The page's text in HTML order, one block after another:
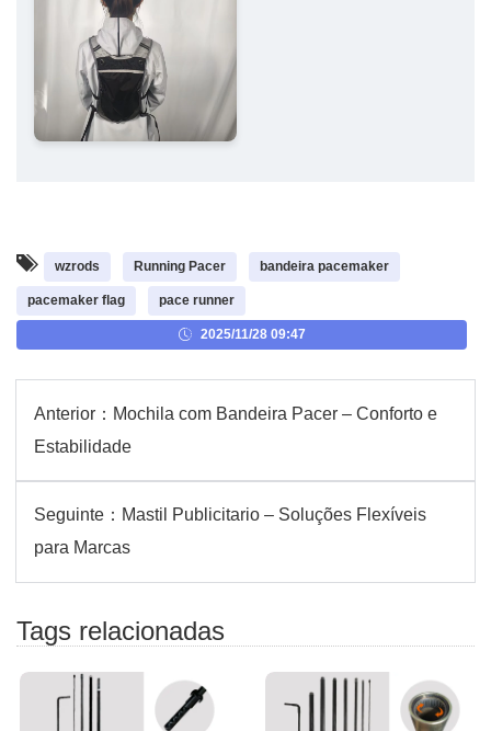
wzrods Running Pacer bandeira pacemaker
pacemaker flag pace runner
2025/11/28 09:47
Anterior： Mochila com Bandeira Pacer – Conforto e
Estabilidade
Seguinte： Mastil Publicitario – Soluções Flexíveis
para Marcas
Tags relacionadas